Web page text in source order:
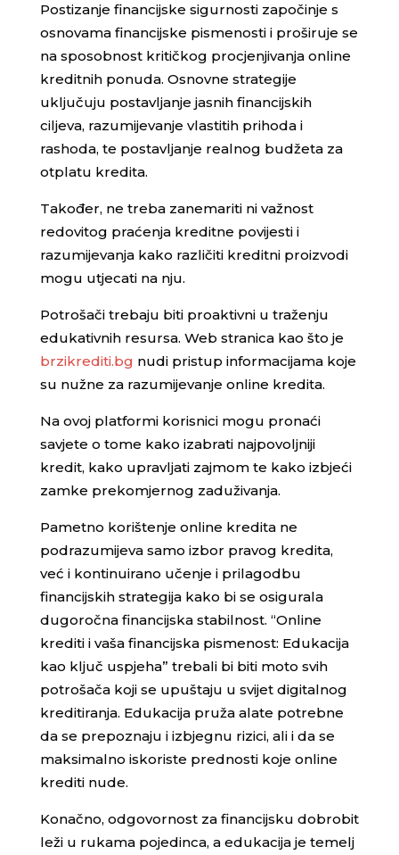
Postizanje financijske sigurnosti započinje s
osnovama financijske pismenosti i proširuje se
na sposobnost kritičkog procjenjivanja online
kreditnih ponuda. Osnovne strategije
uključuju postavljanje jasnih financijskih
ciljeva, razumijevanje vlastitih prihoda i
rashoda, te postavljanje realnog budžeta za
otplatu kredita.
Također, ne treba zanemariti ni važnost
redovitog praćenja kreditne povijesti i
razumijevanja kako različiti kreditni proizvodi
mogu utjecati na nju.
Potrošači trebaju biti proaktivni u traženju
edukativnih resursa. Web stranica kao što je
brzikrediti.bg nudi pristup informacijama koje
su nužne za razumijevanje online kredita.
Na ovoj platformi korisnici mogu pronaći
savjete o tome kako izabrati najpovoljniji
kredit, kako upravljati zajmom te kako izbjeći
zamke prekomjernog zaduživanja.
Pametno korištenje online kredita ne
podrazumijeva samo izbor pravog kredita,
već i kontinuirano učenje i prilagodbu
financijskih strategija kako bi se osigurala
dugoročna financijska stabilnost. “Online
krediti i vaša financijska pismenost: Edukacija
kao ključ uspjeha” trebali bi biti moto svih
potrošača koji se upuštaju u svijet digitalnog
kreditiranja. Edukacija pruža alate potrebne
da se prepoznaju i izbjegnu rizici, ali i da se
maksimalno iskoriste prednosti koje online
krediti nude.
Konačno, odgovornost za financijsku dobrobit
leži u rukama pojedinca, a edukacija je temelj